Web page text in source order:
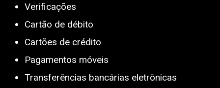
Verificações
Cartão de débito
Cartões de crédito
Pagamentos móveis
Transferências bancárias eletrônicas